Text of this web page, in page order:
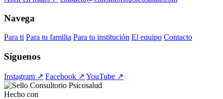
Navega
Para ti Para tu familia Para tu institución El equipo Contacto
Síguenos
Instagram ↗ Facebook ↗ YouTube ↗
Hecho con